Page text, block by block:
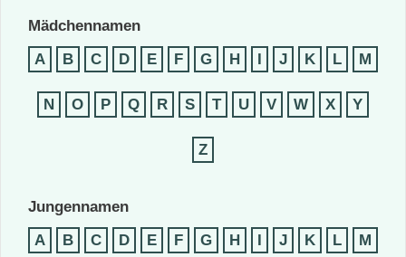
Mädchennamen
A
B C D E F G H I J K L M
N O P Q R S T U V W X Y
Z
Jungennamen
A
B C D E F G H I J K L M